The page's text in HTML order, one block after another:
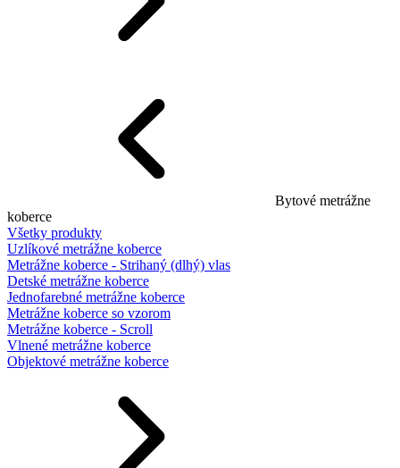
Bytové metrážne
koberce
Všetky produkty
Uzlíkové metrážne koberce
Metrážne koberce - Strihaný (dlhý) vlas
Detské metrážne koberce
Jednofarebné metrážne koberce
Metrážne koberce so vzorom
Metrážne koberce - Scroll
Vlnené metrážne koberce
Objektové metrážne koberce